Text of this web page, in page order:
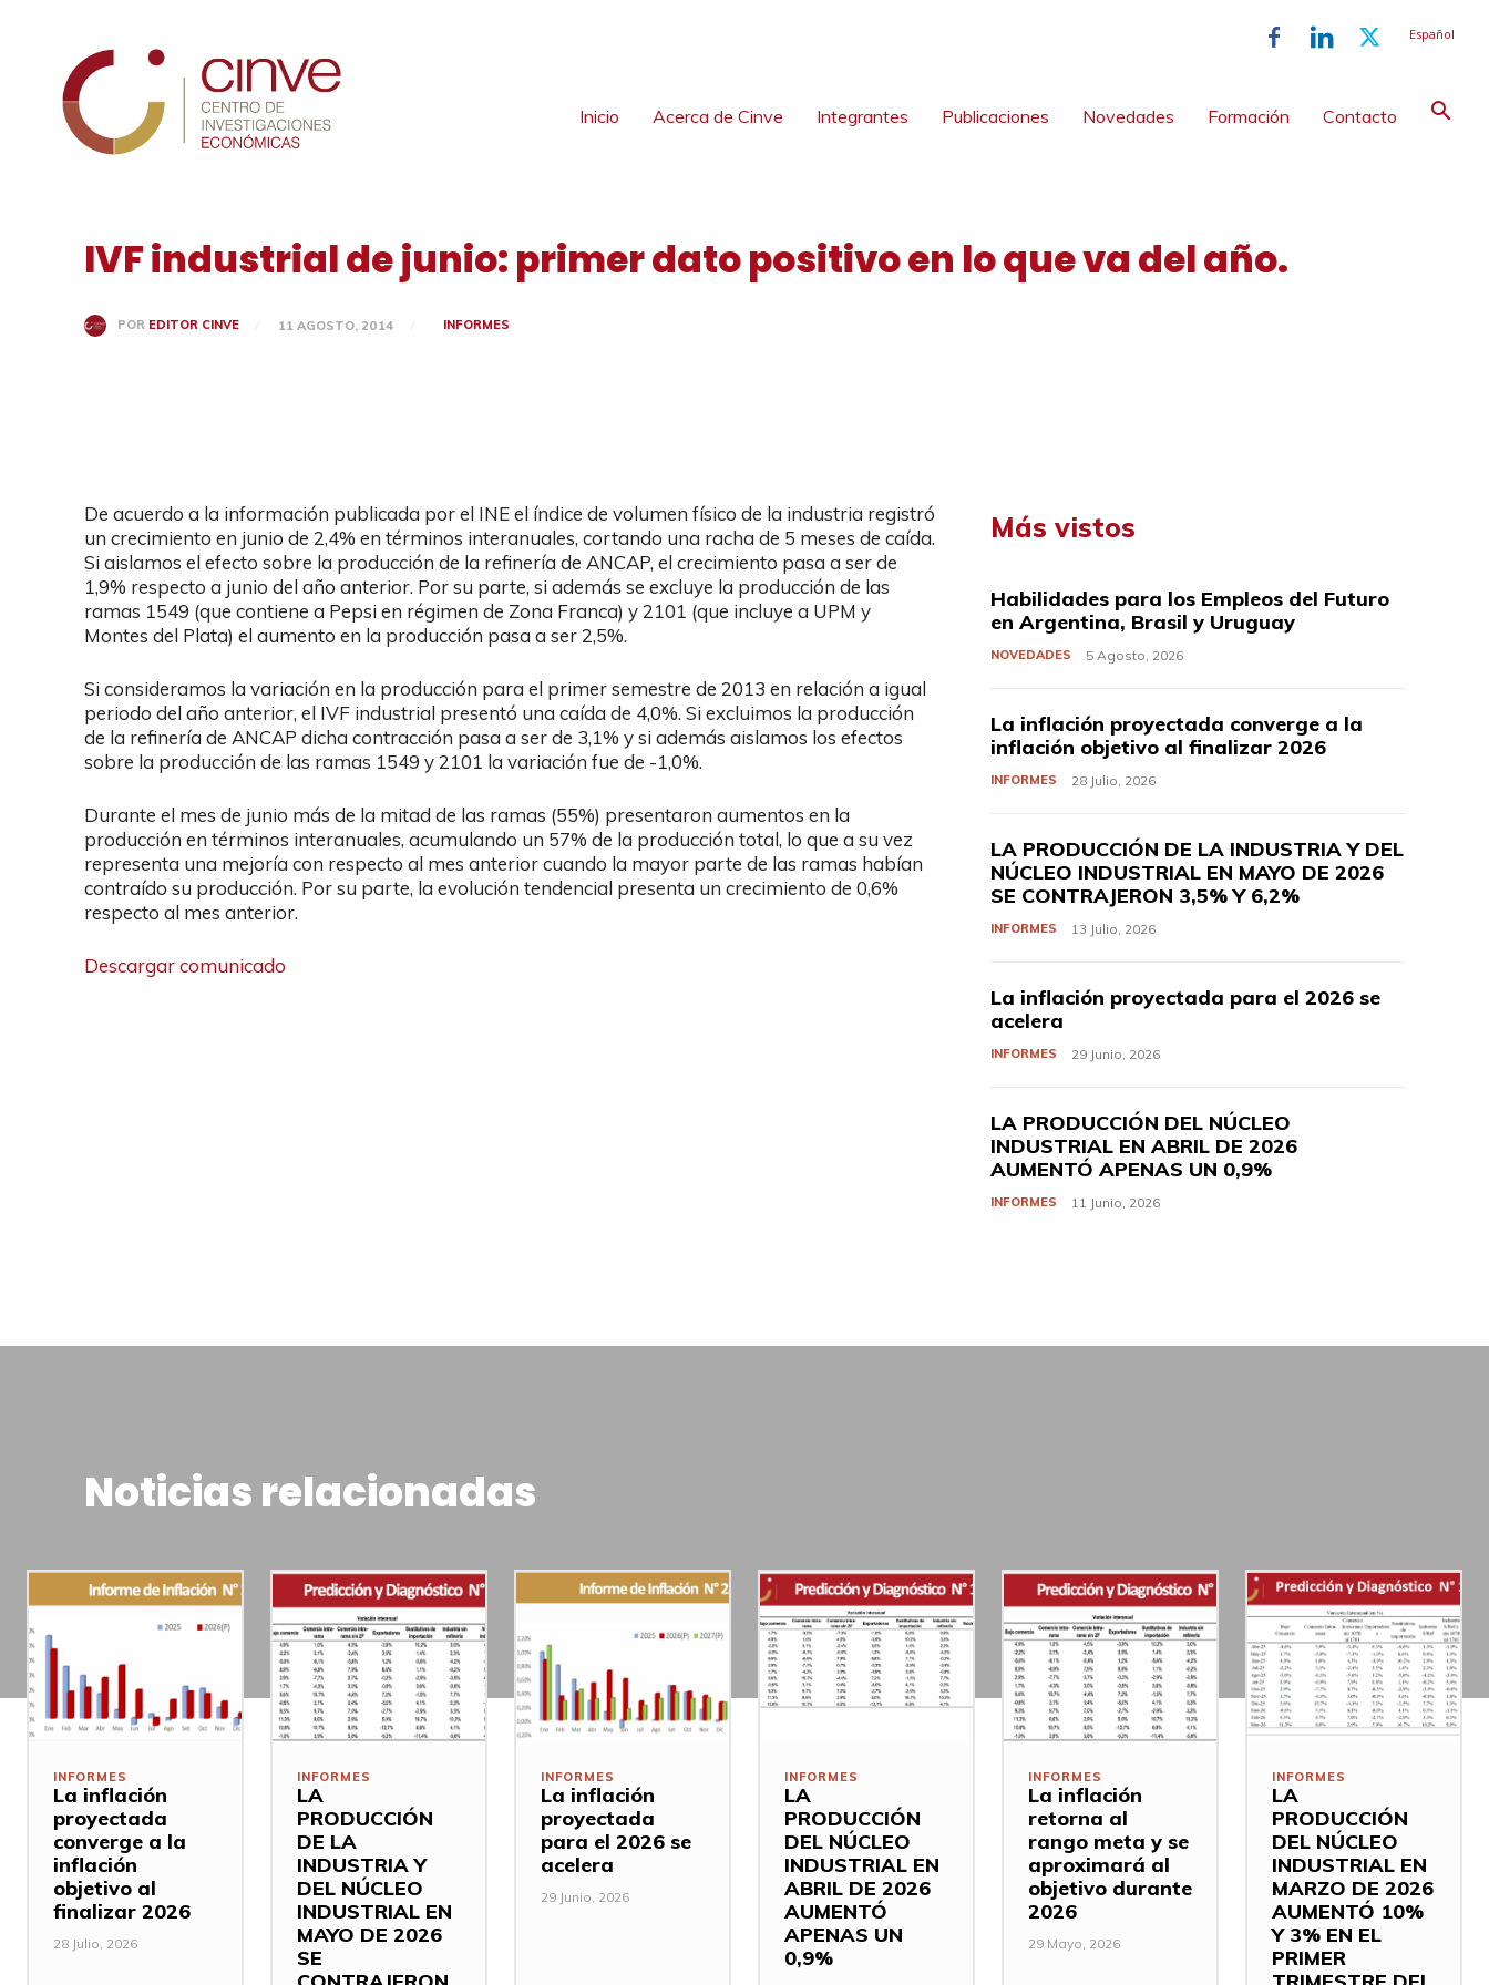
Español
Inicio Acerca de Cinve Integrantes Publicaciones Novedades Formación Contacto
IVF industrial de junio: primer dato positivo en lo que va del año.
POR EDITOR CINVE 11 AGOSTO, 2014 INFORMES
De acuerdo a la información publicada por el INE el índice de volumen físico de la industria registró
un crecimiento en junio de 2,4% en términos interanuales, cortando una racha de 5 meses de caída.
Si aislamos el efecto sobre la producción de la refinería de ANCAP, el crecimiento pasa a ser de
1,9% respecto a junio del año anterior. Por su parte, si además se excluye la producción de las
ramas 1549 (que contiene a Pepsi en régimen de Zona Franca) y 2101 (que incluye a UPM y
Montes del Plata) el aumento en la producción pasa a ser 2,5%.
Si consideramos la variación en la producción para el primer semestre de 2013 en relación a igual
periodo del año anterior, el IVF industrial presentó una caída de 4,0%. Si excluimos la producción
de la refinería de ANCAP dicha contracción pasa a ser de 3,1% y si además aislamos los efectos
sobre la producción de las ramas 1549 y 2101 la variación fue de -1,0%.
Durante el mes de junio más de la mitad de las ramas (55%) presentaron aumentos en la
producción en términos interanuales, acumulando un 57% de la producción total, lo que a su vez
representa una mejoría con respecto al mes anterior cuando la mayor parte de las ramas habían
contraído su producción. Por su parte, la evolución tendencial presenta un crecimiento de 0,6%
respecto al mes anterior.
Descargar comunicado
Más vistos
Habilidades para los Empleos del Futuro
en Argentina, Brasil y Uruguay
NOVEDADES 5 Agosto, 2026
La inflación proyectada converge a la
inflación objetivo al finalizar 2026
INFORMES 28 Julio, 2026
LA PRODUCCIÓN DE LA INDUSTRIA Y DEL
NÚCLEO INDUSTRIAL EN MAYO DE 2026
SE CONTRAJERON 3,5% Y 6,2%
INFORMES 13 Julio, 2026
La inflación proyectada para el 2026 se
acelera
INFORMES 29 Junio, 2026
LA PRODUCCIÓN DEL NÚCLEO
INDUSTRIAL EN ABRIL DE 2026
AUMENTÓ APENAS UN 0,9%
INFORMES 11 Junio, 2026
Noticias relacionadas
INFORMES
La inflación
proyectada
converge a la
inflación
objetivo al
finalizar 2026
28 Julio, 2026
INFORMES
LA
PRODUCCIÓN
DE LA
INDUSTRIA Y
DEL NÚCLEO
INDUSTRIAL EN
MAYO DE 2026
SE
INFORMES
La inflación
proyectada
para el 2026 se
acelera
29 Junio, 2026
INFORMES
LA
PRODUCCIÓN
DEL NÚCLEO
INDUSTRIAL EN
ABRIL DE 2026
AUMENTÓ
APENAS UN
0,9%
INFORMES
La inflación
retorna al
rango meta y se
aproximará al
objetivo durante
2026
29 Mayo, 2026
INFORMES
LA
PRODUCCIÓN
DEL NÚCLEO
INDUSTRIAL EN
MARZO DE 2026
AUMENTÓ 10%
Y 3% EN EL
PRIMER